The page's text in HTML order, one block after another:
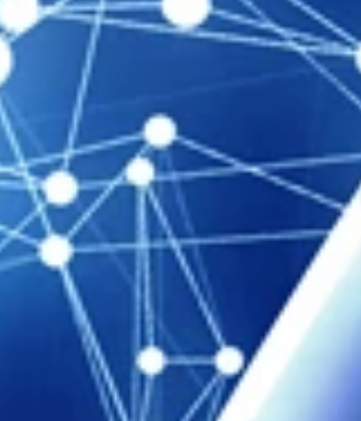
Pôle enfance et adolescence
PROFESSIONNELS DE LA SANTÉ
JOBS ET STAGES
AUDITOIRES
RGPD
071 92 11 11